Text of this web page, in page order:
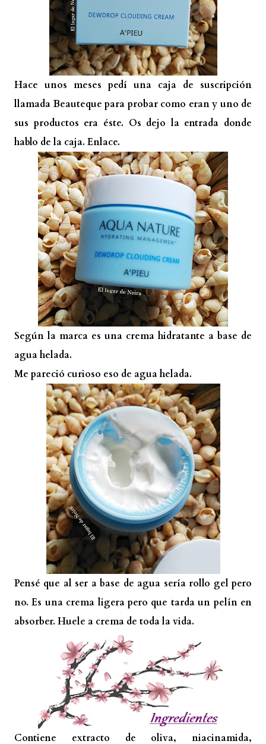
Hace unos meses pedí una caja de suscripción
llamadaBeauteque para probar como eran y uno de
sus productos era éste. Os dejo la entrada donde
hablo de la caja. Enlace.
Según la marca es una crema hidratante a base de
agua helada.
Me pareció curioso eso de agua helada.
Pensé que al ser a base de agua sería rollo gel pero
no. Es una crema ligera pero que tarda un pelín en
absorber. Huele a crema de toda la vida.
Contiene extracto de oliva, niacinamida,